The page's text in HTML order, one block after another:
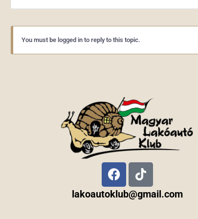
You must be logged in to reply to this topic.
lakoautoklub@gmail.com